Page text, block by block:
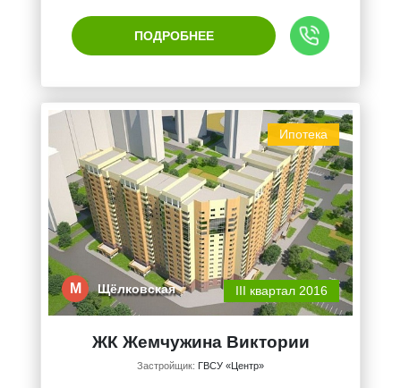
ПОДРОБНЕЕ
Ипотека
М Щёлковская III квартал 2016
ЖК Жемчужина Виктории
Застройщик: ГВСУ «Центр»